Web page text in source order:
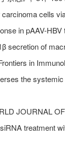
cells
in pAAV-
secretion of
in
the systemic
JOURNAL
treatment